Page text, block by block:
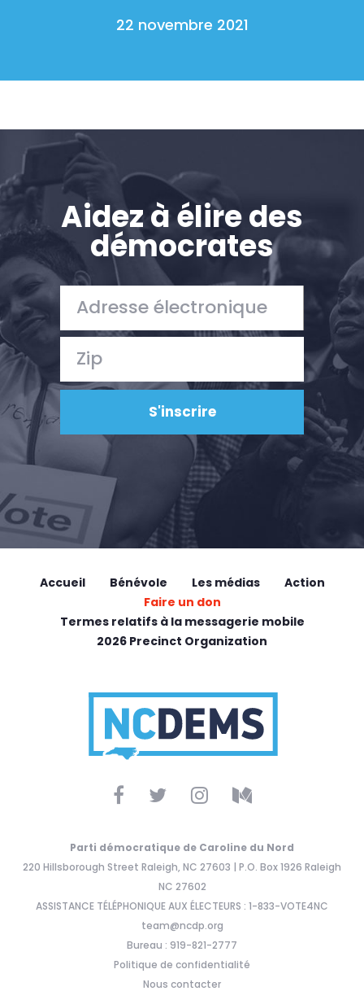
22 novembre 2021
Aidez à élire des
démocrates
Accueil Bénévole Les médias
Action
Faire un don
Termes relatifs à la messagerie mobile
2026 Precinct Organization
Parti démocratique de Caroline du Nord
220 Hillsborough Street Raleigh, NC 27603 | P.O. Box 1926 Raleigh
NC 27602
ASSISTANCE TÉLÉPHONIQUE AUX ÉLECTEURS : 1-833-VOTE4NC
team@ncdp.org
Bureau : 919-821-2777
Politique de confidentialité
Nous contacter